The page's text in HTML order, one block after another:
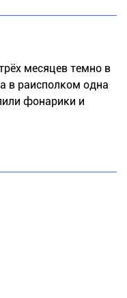
месяцев темно в
в раисполком одна
фонарики и